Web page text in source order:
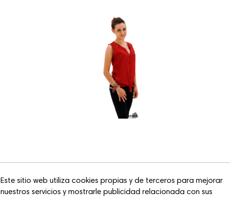
Este sitio web utiliza cookies propias y de terceros para mejorar
nuestros servicios y mostrarle publicidad relacionada con sus